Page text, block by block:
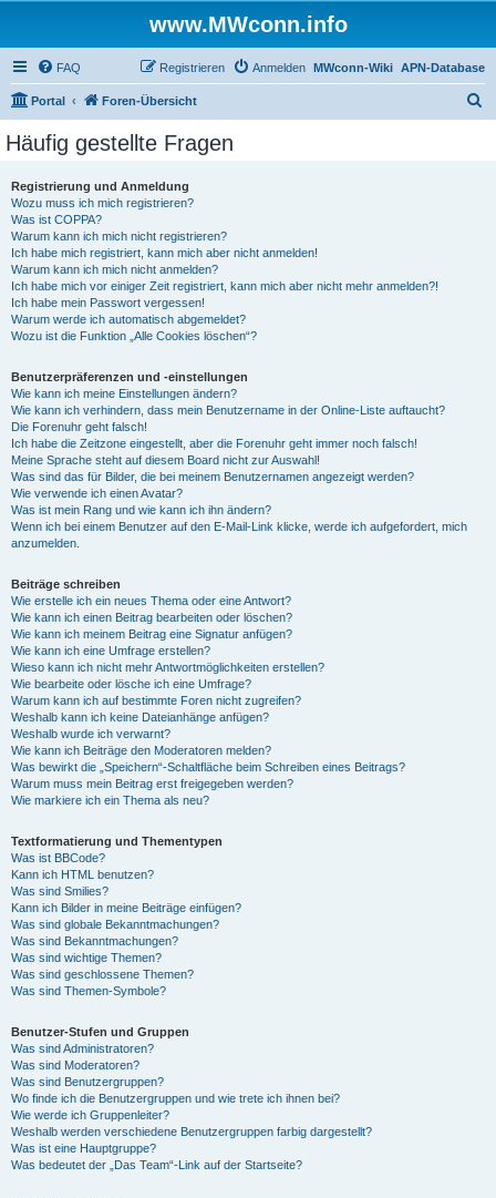
www.MWconn.info
FAQ APN-Database
MWconn-Wiki
Anmelden
Registrieren
Portal Foren-Übersicht
Häufig gestellte Fragen
Registrierung und Anmeldung
Wozu muss ich mich registrieren?
Was ist COPPA?
Warum kann ich mich nicht registrieren?
Ich habe mich registriert, kann mich aber nicht anmelden!
Warum kann ich mich nicht anmelden?
Ich habe mich vor einiger Zeit registriert, kann mich aber nicht mehr anmelden?!
Ich habe mein Passwort vergessen!
Warum werde ich automatisch abgemeldet?
Wozu ist die Funktion „Alle Cookies löschen“?
Benutzerpräferenzen und -einstellungen
Wie kann ich meine Einstellungen ändern?
Wie kann ich verhindern, dass mein Benutzername in der Online-Liste auftaucht?
Die Forenuhr geht falsch!
Ich habe die Zeitzone eingestellt, aber die Forenuhr geht immer noch falsch!
Meine Sprache steht auf diesem Board nicht zur Auswahl!
Was sind das für Bilder, die bei meinem Benutzernamen angezeigt werden?
Wie verwende ich einen Avatar?
Was ist mein Rang und wie kann ich ihn ändern?
Wenn ich bei einem Benutzer auf den E-Mail-Link klicke, werde ich aufgefordert, mich
anzumelden.
Beiträge schreiben
Wie erstelle ich ein neues Thema oder eine Antwort?
Wie kann ich einen Beitrag bearbeiten oder löschen?
Wie kann ich meinem Beitrag eine Signatur anfügen?
Wie kann ich eine Umfrage erstellen?
Wieso kann ich nicht mehr Antwortmöglichkeiten erstellen?
Wie bearbeite oder lösche ich eine Umfrage?
Warum kann ich auf bestimmte Foren nicht zugreifen?
Weshalb kann ich keine Dateianhänge anfügen?
Weshalb wurde ich verwarnt?
Wie kann ich Beiträge den Moderatoren melden?
Was bewirkt die „Speichern“-Schaltfläche beim Schreiben eines Beitrags?
Warum muss mein Beitrag erst freigegeben werden?
Wie markiere ich ein Thema als neu?
Textformatierung und Thementypen
Was ist BBCode?
Kann ich HTML benutzen?
Was sind Smilies?
Kann ich Bilder in meine Beiträge einfügen?
Was sind globale Bekanntmachungen?
Was sind Bekanntmachungen?
Was sind wichtige Themen?
Was sind geschlossene Themen?
Was sind Themen-Symbole?
Benutzer-Stufen und Gruppen
Was sind Administratoren?
Was sind Moderatoren?
Was sind Benutzergruppen?
Wo finde ich die Benutzergruppen und wie trete ich ihnen bei?
Wie werde ich Gruppenleiter?
Weshalb werden verschiedene Benutzergruppen farbig dargestellt?
Was ist eine Hauptgruppe?
Was bedeutet der „Das Team“-Link auf der Startseite?